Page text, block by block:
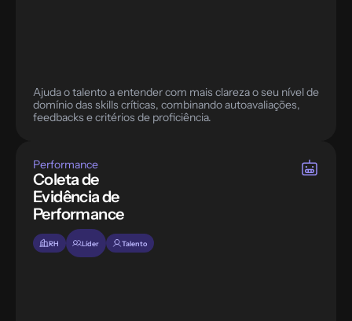
Ajuda o talento a entender com mais clareza o seu nível de
domínio das skills críticas, combinando autoavaliações,
feedbacks e critérios de proficiência.
Performance
Coleta de
Evidência de
Performance
RH Líder Talento